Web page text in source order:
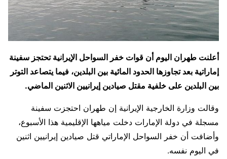
أعلنت طهران اليوم أن قوات خفر السواحل الإيرانية تحتجز سفينة
إماراتية بعد تجاوزها الحدود المائية بين البلدين، فيما يتصاعد التوتر
بين البلدين على خلفية مقتل صيادين إيرانيين الاثنين الماضي.
وقالت وزارة الخارجية الإيرانية إن طهران احتجزت سفينة
مسجلة في دولة الإمارات دخلت مياهها الإقليمية هذا الأسبوع،
وأضافت أن خفر السواحل الإماراتي قتل صيادين إيرانيين اثنين
في اليوم نفسه.